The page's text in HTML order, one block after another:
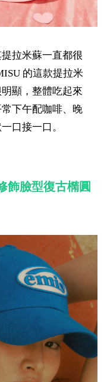
拉米蘇一直都很
的這款提拉米
顯，整體吃起來
下午配咖啡、晚
口接一口。
飾臉型復古橢圓